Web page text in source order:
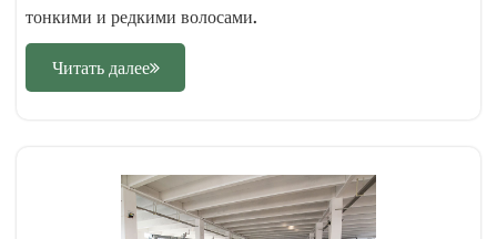
тонкими и редкими волосами.
Читать далее